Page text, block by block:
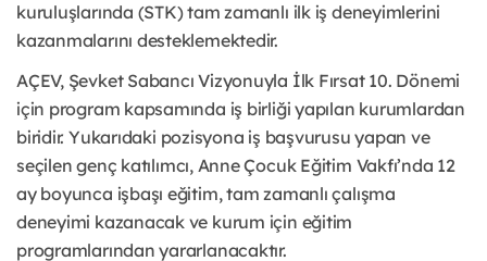
kuruluşlarında (STK) tam zamanlı ilk iş deneyimlerini
kazanmalarını desteklemektedir.
AÇEV, Şevket Sabancı Vizyonuyla İlk Fırsat 10. Dönemi
için program kapsamında iş birliği yapılan kurumlardan
biridir. Yukarıdaki pozisyona iş başvurusu yapan ve
seçilen genç katılımcı, Anne Çocuk Eğitim Vakfı’nda 12
ay boyunca işbaşı eğitim, tam zamanlı çalışma
deneyimi kazanacak ve kurum için eğitim
programlarından yararlanacaktır.